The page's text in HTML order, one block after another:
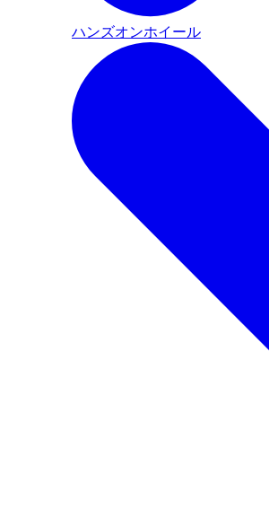
ハンズオンホイール